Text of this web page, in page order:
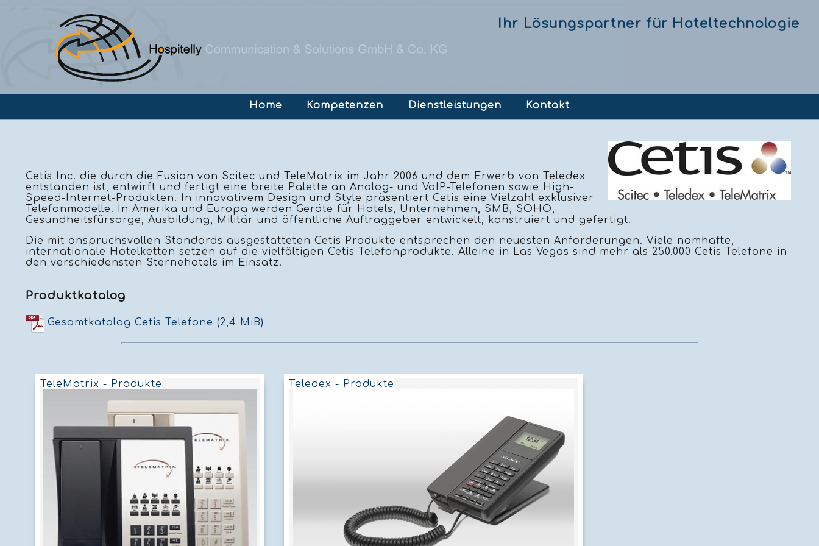
Ihr Lösungspartner für Hoteltechnologie
Navigation
überspringen
Home Kompetenzen Dienstleistungen Kontakt
Cetis Inc. die durch die Fusion von Scitec und TeleMatrix im Jahr 2006 und dem Erwerb von Teledex
entstanden ist, entwirft und fertigt eine breite Palette an Analog- und VoIP-Telefonen sowie High-
Speed-Internet-Produkten. In innovativem Design und Style präsentiert Cetis eine Vielzahl exklusiver
Telefonmodelle. In Amerika und Europa werden Geräte für Hotels, Unternehmen, SMB, SOHO,
Gesundheitsfürsorge, Ausbildung, Militär und öffentliche Auftraggeber entwickelt, konstruiert und gefertigt.
Die mit anspruchsvollen Standards ausgestatteten Cetis Produkte entsprechen den neuesten Anforderungen. Viele namhafte,
internationale Hotelketten setzen auf die vielfältigen Cetis Telefonprodukte. Alleine in Las Vegas sind mehr als 250.000 Cetis Telefone in
den verschiedensten Sternehotels im Einsatz.
Produktkatalog
Gesamtkatalog Cetis Telefone(2,4 MiB)
TeleMatrix - Produkte Teledex - Produkte